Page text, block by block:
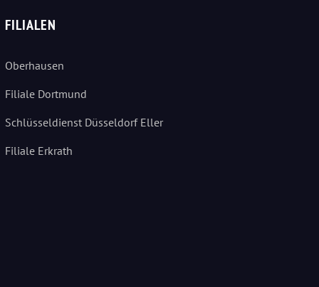
FILIALEN
Oberhausen
Filiale Dortmund
Schlüsseldienst Düsseldorf Eller
Filiale Erkrath